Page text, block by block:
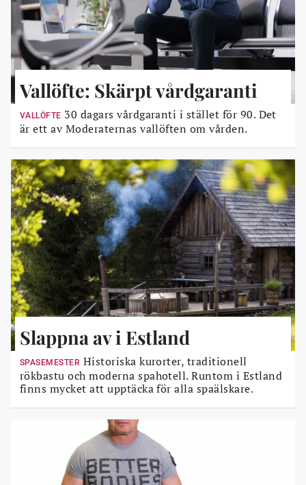
Vallöfte: Skärpt vårdgaranti
VALLÖFTE 30 dagars vårdgaranti i stället för 90. Det
är ett av Moderaternas vallöften om vården.
Slappna av i Estland
SPASEMESTER Historiska kurorter, traditionell
rökbastu och moderna spahotell. Runtom i Estland
finns mycket att upptäcka för alla spaälskare.